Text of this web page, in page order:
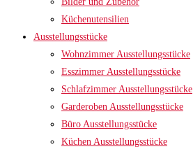
Küchenutensilien
Ausstellungsstücke
Wohnzimmer Ausstellungsstücke
Esszimmer Ausstellungsstücke
Schlafzimmer Ausstellungsstücke
Garderoben Ausstellungsstücke
Büro Ausstellungsstücke
Küchen Ausstellungsstücke